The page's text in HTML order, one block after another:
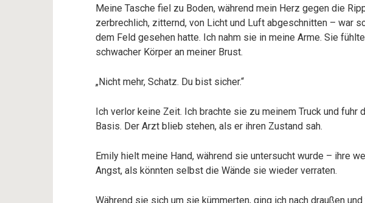
Meine Tasche fiel zu Boden, während mein Herz gegen die
zerbrechlich, zitternd, von Licht und Luft abgeschnitten – war
dem Feld gesehen hatte. Ich nahm sie in meine Arme. Sie
schwacher Körper an meiner Brust.
„Nicht mehr, Schatz. Du bist sicher.“
Ich verlor keine Zeit. Ich brachte sie zu meinem Truck und fuhr
Basis. Der Arzt blieb stehen, als er ihren Zustand sah.
Emily hielt meine Hand, während sie untersucht wurde – ihre
Angst, als könnten selbst die Wände sie wieder verraten.
Während sie sich um sie kümmerten, ging ich nach draußen